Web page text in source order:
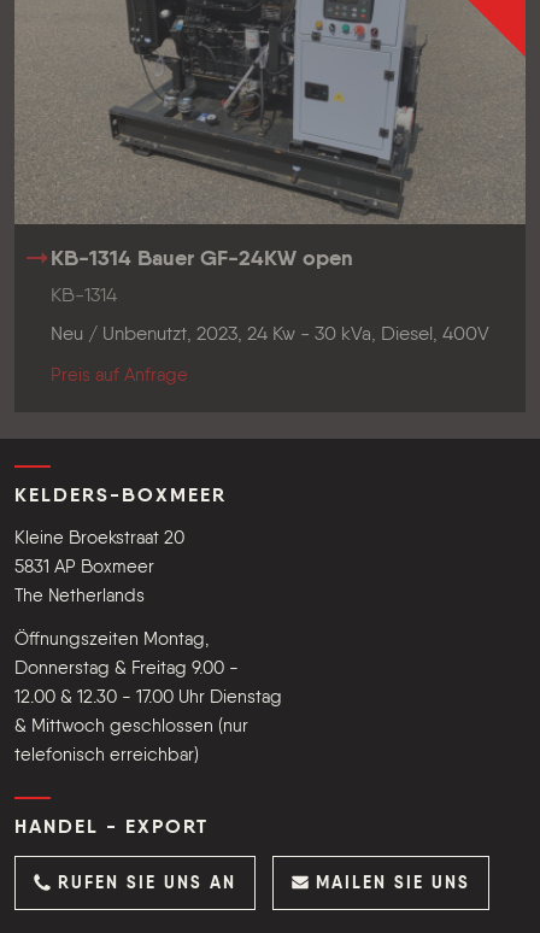
KB-1314 Bauer GF-24KW open
KB-1314
Neu / Unbenutzt, 2023, 24 Kw - 30 kVa, Diesel, 400V
Preis auf Anfrage
KELDERS-BOXMEER
Kleine Broekstraat 20
5831 AP Boxmeer
The Netherlands
Öffnungszeiten Montag,
Donnerstag & Freitag 9.00 -
12.00 & 12.30 - 17.00 Uhr Dienstag
& Mittwoch geschlossen (nur
telefonisch erreichbar)
HANDEL - EXPORT
RUFEN SIE UNS AN MAILEN SIE UNS